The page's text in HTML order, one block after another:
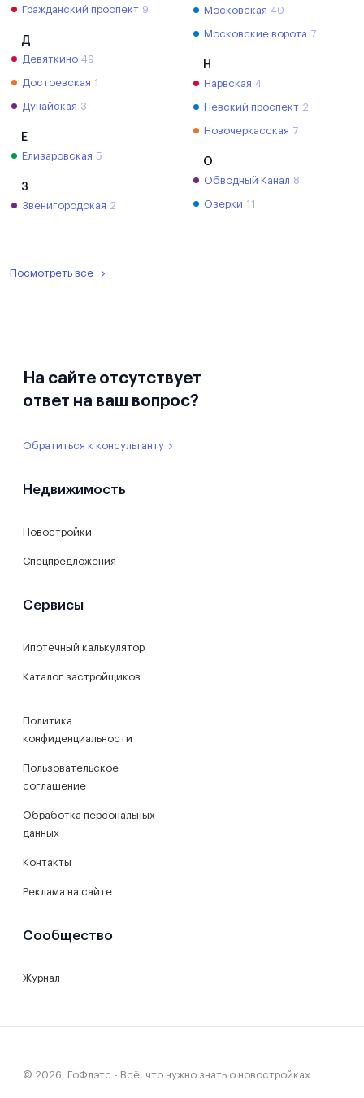
Гражданский проспект 9
Д
Девяткино 49
Достоевская 1
Дунайская 3
Е
Елизаровская 5
З
Звенигородская 2
Московская 40
Московские ворота 7
Н
Нарвская 4
Невский проспект 2
Новочеркасская 7
О
Обводный Канал 8
Озерки 11
Посмотреть все
На сайте отсутствует
ответ на ваш вопрос?
Обратиться к консультанту
Недвижимость
Новостройки
Спецпредложения
Сервисы
Ипотечный калькулятор
Каталог застройщиков
Политика
конфиденциальности
Пользовательское
соглашение
Обработка персональных
данных
Контакты
Реклама на сайте
Сообщество
Журнал
© 2026, ГоФлэтс - Всё, что нужно знать о новостройках